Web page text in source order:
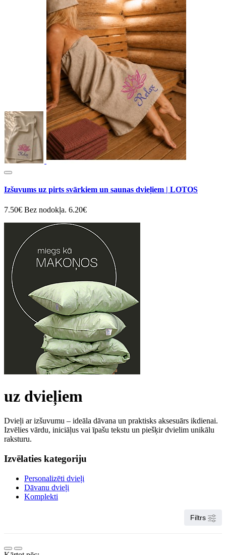
Izšuvums uz pirts svārkiem un saunas dvieļiem | LOTOS
7.50€ Bez nodokļa. 6.20€
uz dvieļiem
Dvieļi ar izšuvumu – ideāla dāvana un praktisks aksesuārs ikdienai.
Izvēlies vārdu, iniciāļus vai īpašu tekstu un piešķir dvielim unikālu
raksturu.
Izvēlaties kategoriju
Personalizēti dvieļi
Dāvanu dvieļi
Komplekti
Filtrs